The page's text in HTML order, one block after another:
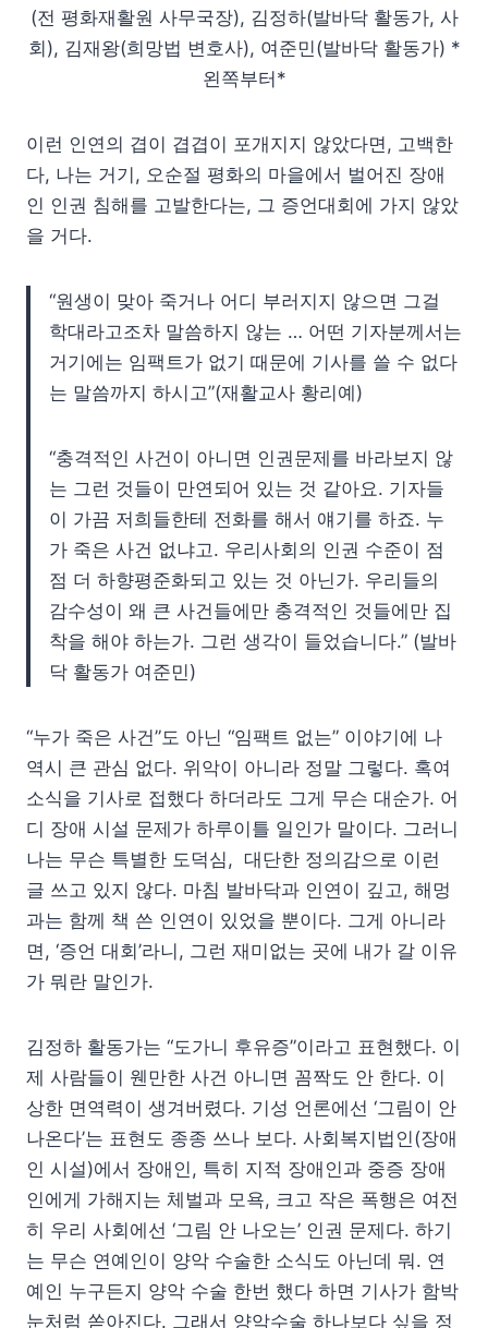
(전 평화재활원 사무국장), 김정하(발바닥 활동가, 사
회), 김재왕(희망법 변호사), 여준민(발바닥 활동가) *
왼쪽부터*
이런 인연의 겹이 겹겹이 포개지지 않았다면, 고백한
다, 나는 거기, 오순절 평화의 마을에서 벌어진 장애
인 인권 침해를 고발한다는, 그 증언대회에 가지 않았
을 거다.
“원생이 맞아 죽거나 어디 부러지지 않으면 그걸
학대라고조차 말씀하지 않는 … 어떤 기자분께서는
거기에는 임팩트가 없기 때문에 기사를 쓸 수 없다
는 말씀까지 하시고”(재활교사 황리예)
“충격적인 사건이 아니면 인권문제를 바라보지 않
는 그런 것들이 만연되어 있는 것 같아요. 기자들
이 가끔 저희들한테 전화를 해서 얘기를 하죠. 누
가 죽은 사건 없냐고. 우리사회의 인권 수준이 점
점 더 하향평준화되고 있는 것 아닌가. 우리들의
감수성이 왜 큰 사건들에만 충격적인 것들에만 집
착을 해야 하는가. 그런 생각이 들었습니다.” (발바
닥 활동가 여준민)
“누가 죽은 사건”도 아닌 “임팩트 없는” 이야기에 나
역시 큰 관심 없다. 위악이 아니라 정말 그렇다. 혹여
소식을 기사로 접했다 하더라도 그게 무슨 대순가. 어
디 장애 시설 문제가 하루이틀 일인가 말이다. 그러니
나는 무슨 특별한 도덕심, 대단한 정의감으로 이런
글 쓰고 있지 않다. 마침 발바닥과 인연이 깊고, 해멍
과는 함께 책 쓴 인연이 있었을 뿐이다. 그게 아니라
면, ‘증언 대회’라니, 그런 재미없는 곳에 내가 갈 이유
가 뭐란 말인가.
김정하 활동가는 “도가니 후유증”이라고 표현했다. 이
제 사람들이 웬만한 사건 아니면 꼼짝도 안 한다. 이
상한 면역력이 생겨버렸다. 기성 언론에선 ‘그림이 안
나온다’는 표현도 종종 쓰나 보다. 사회복지법인(장애
인 시설)에서 장애인, 특히 지적 장애인과 중증 장애
인에게 가해지는 체벌과 모욕, 크고 작은 폭행은 여전
히 우리 사회에선 ‘그림 안 나오는’ 인권 문제다. 하기
는 무슨 연예인이 양악 수술한 소식도 아닌데 뭐. 연
예인 누구든지 양악 수술 한번 했다 하면 기사가 함박
눈처럼 쏟아진다. 그래서 양악수술 하나보다 싶을 정